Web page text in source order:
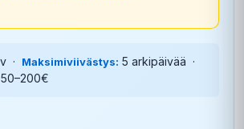
· Maksimiviivästys: 5 arkipäivää ·
50–200€